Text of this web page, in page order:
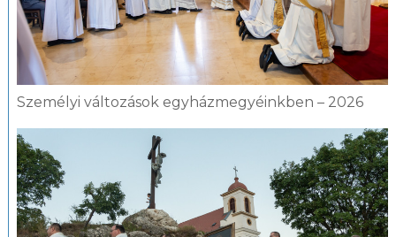
Személyi változások egyházmegyéinkben – 2026